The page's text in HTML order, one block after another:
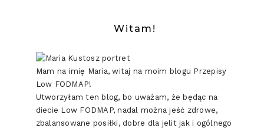
Witam!
Mam na imię Maria, witaj na moim blogu Przepisy
Low FODMAP!
Utworzyłam ten blog, bo uważam, że będąc na
diecie Low FODMAP, nadal można jeść zdrowe,
zbalansowane posiłki, dobre dla jelit jak i ogólnego